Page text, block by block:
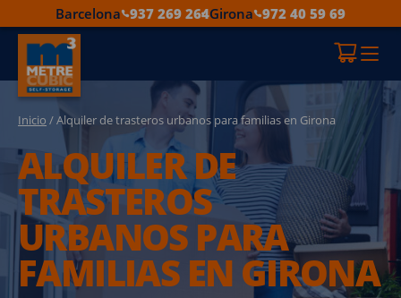
Barcelona 937 269 264Girona 972 40 59 69
Inicio / Alquiler de trasteros urbanos para familias en Girona
ALQUILER DE
TRASTEROS
URBANOS PARA
FAMILIAS EN GIRONA